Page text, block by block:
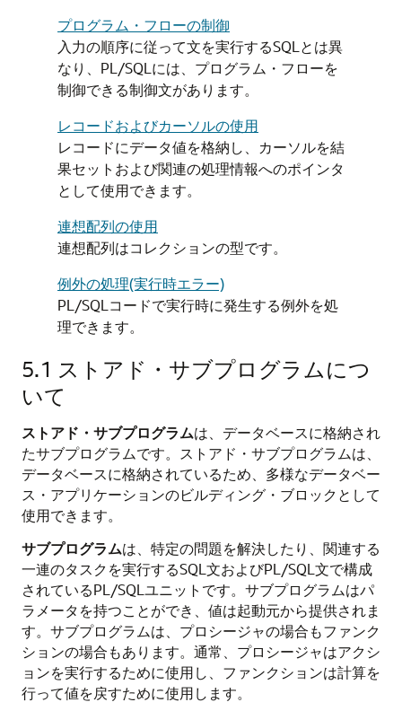
プログラム・フローの制御
入力の順序に従って文を実行するSQLとは異
なり、PL/SQLには、プログラム・フローを
制御できる制御文があります。
レコードおよびカーソルの使用
レコードにデータ値を格納し、カーソルを結
果セットおよび関連の処理情報へのポインタ
として使用できます。
連想配列の使用
連想配列はコレクションの型です。
例外の処理(実行時エラー)
PL/SQLコードで実行時に発生する例外を処
理できます。
5.1 ストアド・サブプログラムにつ
いて
ストアド・サブプログラムは、データベースに格納され
たサブプログラムです。ストアド・サブプログラムは、
データベースに格納されているため、多様なデータベー
ス・アプリケーションのビルディング・ブロックとして
使用できます。
サブプログラムは、特定の問題を解決したり、関連する
一連のタスクを実行するSQL文およびPL/SQL文で構成
されているPL/SQLユニットです。サブプログラムはパ
ラメータを持つことができ、値は起動元から提供されま
す。サブプログラムは、プロシージャの場合もファンク
ションの場合もあります。通常、プロシージャはアクシ
ョンを実行するために使用し、ファンクションは計算を
行って値を戻すために使用します。